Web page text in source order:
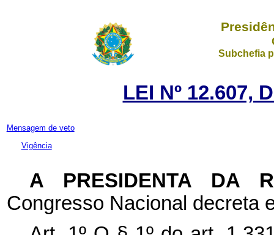
Subchefia
LEI Nº 12.607,
Mensagem de veto
Vigência
A PRESIDENTA DA
Congresso Nacional decreta